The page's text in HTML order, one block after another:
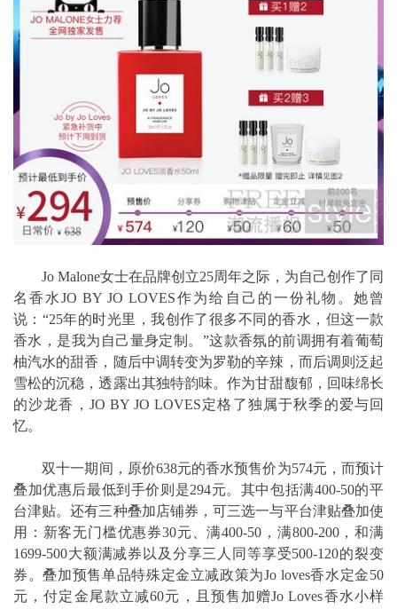
Jo Malone女士在品牌创立25周年之际，为自己创作了同
名香水JO BY JO LOVES作为给自己的一份礼物。她曾
说：“25年的时光里，我创作了很多不同的香水，但这一款
香水，是我为自己量身定制。”这款香氛的前调拥有着葡萄
柚汽水的甜香，随后中调转变为罗勒的辛辣，而后调则泛起
雪松的沉稳，透露出其独特韵味。作为甘甜馥郁，回味绵长
的沙龙香，JO BY JO LOVES定格了独属于秋季的爱与回
忆。
双十一期间，原价638元的香水预售价为574元，而预计
叠加优惠后最低到手价则是294元。其中包括满400-50的平
台津贴。还有三种叠加店铺券，可三选一与平台津贴叠加使
用：新客无门槛优惠券30元、满400-50，满800-200，和满
1699-500大额满减券以及分享三人同等享受500-120的裂变
券。叠加预售单品特殊定金立减政策为Jo loves香水定金50
元，付定金尾款立减60元，且预售加赠Jo Loves香水小样